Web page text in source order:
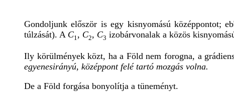
Gondoljunk először is egy kisnyomású középpontot;
túlzását). A C1 , C2, C3 izobárvonalak a közös
Ily körülmények közt, ha a Föld nem forogna, a
egyenesirányú, középpont felé tartó mozgás volna.
De a Föld forgása bonyolítja a tüneményt.